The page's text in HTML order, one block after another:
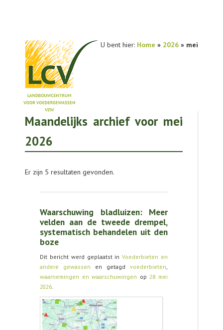
U bent hier: Home » 2026 » mei
NIEUWS
PRAKTIJKONDERZOEK
OVER LCV
CONTACT
Maandelijks archief voor mei
2026
Er zijn 5 resultaten gevonden.
Waarschuwing bladluizen: Meer
velden aan de tweede drempel,
systematisch behandelen uit den
boze
Dit bericht werd geplaatst inVoederbieten en
andere gewassen en getagd voederbieten,
waarnemingen en waarschuwingen op28 mei
2026.